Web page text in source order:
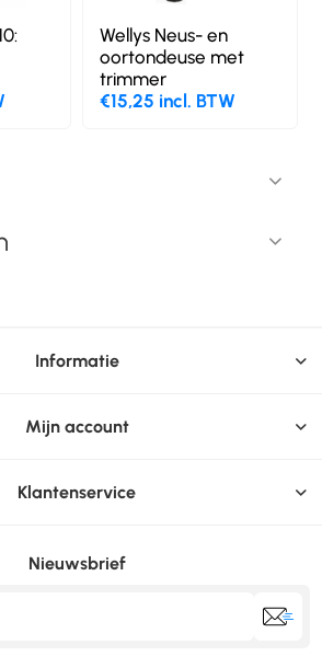
Wellys Neus- en
oortondeuse met
trimmer
€15,25 incl. BTW
Informatie
Mijn account
Klantenservice
Nieuwsbrief